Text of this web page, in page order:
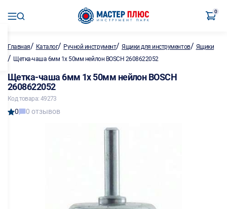
0
Главная/ Каталог/ Ручной инструмент/Ящики для инструментов/ Ящики
/ Щетка-чаша 6мм 1х 50мм нейлон BOSCH 2608622052
Щетка-чаша 6мм 1х 50мм нейлон BOSCH
2608622052
Код товара: 49273
0 0 отзывов